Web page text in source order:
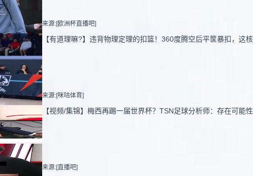
来源:[欧洲杯直播吧]
【有道理嘛?】违背物理定理的扣篮！360度腾空后平筐暴扣，这
来源:[咪咕体育]
【视频/集锦】梅西再踢一届世界杯？TSN足球分析师：存在可能
来源:[直播吧]